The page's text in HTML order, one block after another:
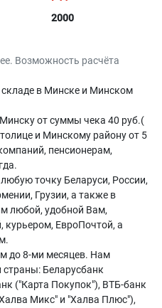
2000
Возможность расчёта
в Минскe и Минском
от суммы чека 40 руб.(
и Минскому району от 5
пенсионерам,
точку Беларуси, России,
Грузии, а также в
любой, удобной Вам,
курьером, ЕвроПочтой, а
до 8-ми месяцев. Нам
Беларусбанк
("Карта Покупок"), ВТБ-банк
Микс" и "Халва Плюс"),